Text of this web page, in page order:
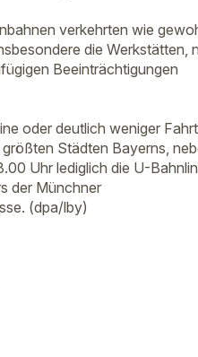
verkehrten wie
die Werkstätten,
Beeinträchtigungen
oder deutlich weniger
Städten Bayerns,
Uhr lediglich die U-
der Münchner
(dpa/lby)